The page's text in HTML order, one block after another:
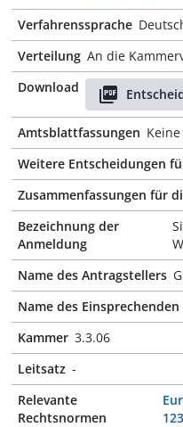
Verfahrenssprache
Verteilung An die
Download
Amtsblattfassungen
Weitere Entscheidungen
Zusammenfassungen für
Bezeichnung der
Anmeldung
Name des Antragstellers
Name des Einsprechenden
Kammer 3.3.06
Leitsatz -
Relevante
Rechtsnormen